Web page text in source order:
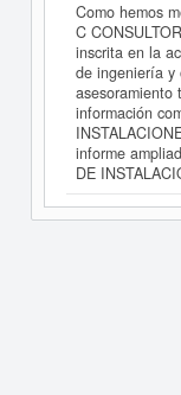
Como hemos
C
inscrita en la
de ingeniería y
asesoramiento
información
informe
DE